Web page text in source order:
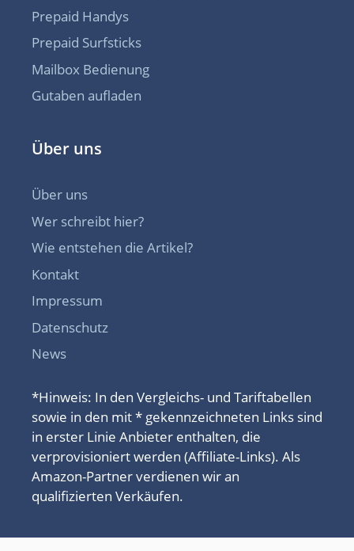
Prepaid Handys
Prepaid Surfsticks
Mailbox Bedienung
Gutaben aufladen
Über uns
Über uns
Wer schreibt hier?
Wie entstehen die Artikel?
Kontakt
Impressum
Datenschutz
News
*Hinweis: In den Vergleichs- und Tariftabellen
sowie in den mit * gekennzeichneten Links sind
in erster Linie Anbieter enthalten, die
verprovisioniert werden (Affiliate-Links). Als
Amazon-Partner verdienen wir an
qualifizierten Verkäufen.